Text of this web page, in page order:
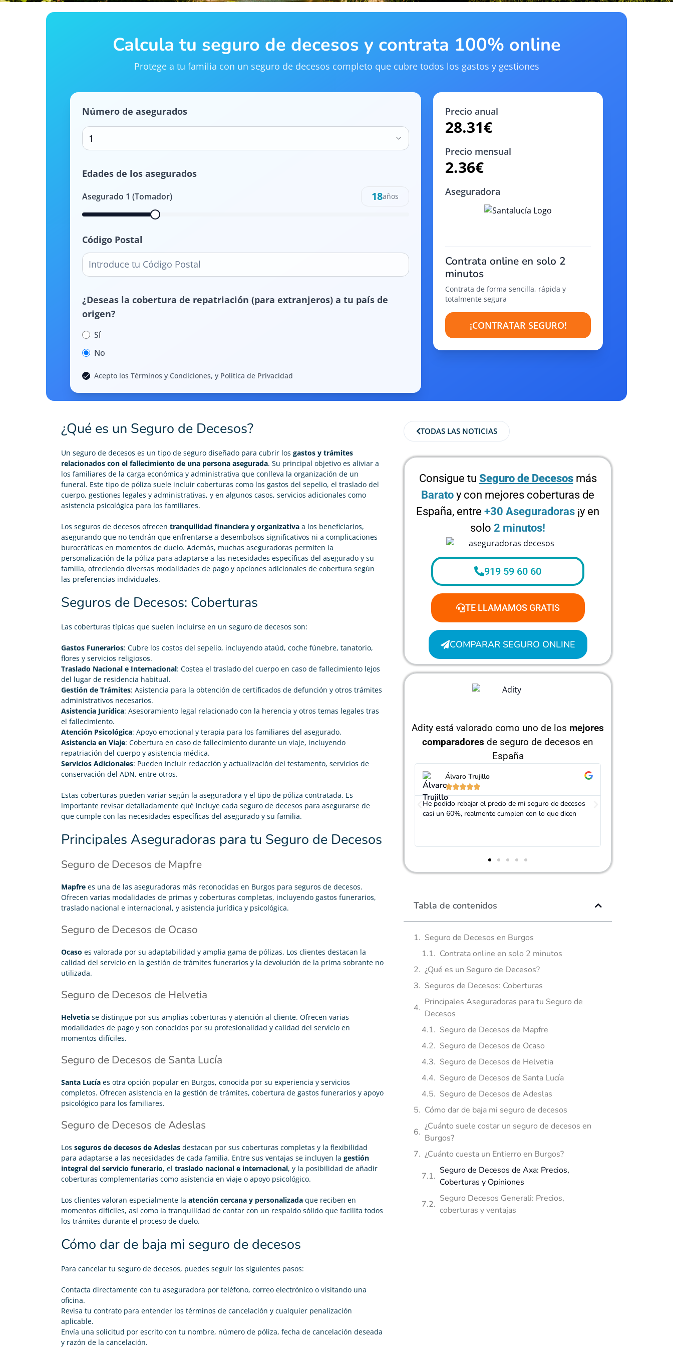
Calcula tu seguro de decesos y contrata 100% online
Protege a tu familia con un seguro de decesos completo que cubre todos los gastos y gestiones
Número de asegurados
1
Edades de los asegurados
Asegurado 1 (Tomador) 18años
Código Postal
¿Deseas la cobertura de repatriación (para extranjeros) a tu país de
origen?
Sí
No
Acepto los Términos y Condiciones, y Política de Privacidad
Precio anual
28.31€
Precio mensual
2.36€
Aseguradora
Contrata online en solo 2
minutos
Contrata de forma sencilla, rápida y
totalmente segura
¡CONTRATAR SEGURO!
¿Qué es un Seguro de Decesos?
Un seguro de decesos es un tipo de seguro diseñado para cubrir los gastos y trámites
relacionados con el fallecimiento de una persona asegurada. Su principal objetivo es aliviar a
los familiares de la carga económica y administrativa que conlleva la organización de un
funeral. Este tipo de póliza suele incluir coberturas como los gastos del sepelio, el traslado del
cuerpo, gestiones legales y administrativas, y en algunos casos, servicios adicionales como
asistencia psicológica para los familiares.
Los seguros de decesos ofrecen tranquilidad financiera y organizativa a los beneficiarios,
asegurando que no tendrán que enfrentarse a desembolsos significativos ni a complicaciones
burocráticas en momentos de duelo. Además, muchas aseguradoras permiten la
personalización de la póliza para adaptarse a las necesidades específicas del asegurado y su
familia, ofreciendo diversas modalidades de pago y opciones adicionales de cobertura según
las preferencias individuales.
Seguros de Decesos: Coberturas
Las coberturas típicas que suelen incluirse en un seguro de decesos son:
Gastos Funerarios: Cubre los costos del sepelio, incluyendo ataúd, coche fúnebre, tanatorio,
flores y servicios religiosos.
Traslado Nacional e Internacional: Costea el traslado del cuerpo en caso de fallecimiento lejos
del lugar de residencia habitual.
Gestión de Trámites: Asistencia para la obtención de certificados de defunción y otros trámites
administrativos necesarios.
Asistencia Jurídica: Asesoramiento legal relacionado con la herencia y otros temas legales tras
el fallecimiento.
Atención Psicológica: Apoyo emocional y terapia para los familiares del asegurado.
Asistencia en Viaje: Cobertura en caso de fallecimiento durante un viaje, incluyendo
repatriación del cuerpo y asistencia médica.
Servicios Adicionales: Pueden incluir redacción y actualización del testamento, servicios de
conservación del ADN, entre otros.
Estas coberturas pueden variar según la aseguradora y el tipo de póliza contratada. Es
importante revisar detalladamente qué incluye cada seguro de decesos para asegurarse de
que cumple con las necesidades específicas del asegurado y su familia.
Principales Aseguradoras para tu Seguro de Decesos
Seguro de Decesos de Mapfre
Mapfre es una de las aseguradoras más reconocidas en Burgos para seguros de decesos.
Ofrecen varias modalidades de primas y coberturas completas, incluyendo gastos funerarios,
traslado nacional e internacional, y asistencia jurídica y psicológica.
Seguro de Decesos de Ocaso
Ocaso es valorada por su adaptabilidad y amplia gama de pólizas. Los clientes destacan la
calidad del servicio en la gestión de trámites funerarios y la devolución de la prima sobrante no
utilizada.
Seguro de Decesos de Helvetia
Helvetia se distingue por sus amplias coberturas y atención al cliente. Ofrecen varias
modalidades de pago y son conocidos por su profesionalidad y calidad del servicio en
momentos difíciles.
Seguro de Decesos de Santa Lucía
Santa Lucía es otra opción popular en Burgos, conocida por su experiencia y servicios
completos. Ofrecen asistencia en la gestión de trámites, cobertura de gastos funerarios y apoyo
psicológico para los familiares.
Seguro de Decesos de Adeslas
Los seguros de decesos de Adeslas destacan por sus coberturas completas y la flexibilidad
para adaptarse a las necesidades de cada familia. Entre sus ventajas se incluyen la gestión
integral del servicio funerario, el traslado nacional e internacional, y la posibilidad de añadir
coberturas complementarias como asistencia en viaje o apoyo psicológico.
Los clientes valoran especialmente la atención cercana y personalizada que reciben en
momentos difíciles, así como la tranquilidad de contar con un respaldo sólido que facilita todos
los trámites durante el proceso de duelo.
Cómo dar de baja mi seguro de decesos
Para cancelar tu seguro de decesos, puedes seguir los siguientes pasos:
Contacta directamente con tu aseguradora por teléfono, correo electrónico o visitando una
oficina.
Revisa tu contrato para entender los términos de cancelación y cualquier penalización
aplicable.
Envía una solicitud por escrito con tu nombre, número de póliza, fecha de cancelación deseada
y razón de la cancelación.
TODAS LAS NOTICIAS
Consigue tu Seguro de Decesosmás
Barato y con mejores coberturas de
España, entre +30 Aseguradoras ¡y en
solo 2 minutos!
919 59 60 60
TE LLAMAMOS GRATIS
COMPARAR SEGURO ONLINE
Adity está valorado como uno de los mejores
comparadores de seguro de decesos en
España
Carolina Garcés
Me he pasado de mi antigua compañía y ahora pago
50€ menos en mi seguro de decesos y con coberturas
que se disfrutan en vida. Recomendable 100%
He podido rebajar el precio de mi seguro de decesos
casi un 60%, realmente cumplen con lo que dicen
Jorge Pérez

Gracias Adity por ayudarme a conseguir un seguro
mucho más barato que el anterior
Tabla de contenidos
Seguro de Decesos en Burgos
Contrata online en solo 2 minutos
¿Qué es un Seguro de Decesos?
Seguros de Decesos: Coberturas
Principales Aseguradoras para tu Seguro de
Decesos
Seguro de Decesos de Mapfre
Seguro de Decesos de Ocaso
Seguro de Decesos de Helvetia
Seguro de Decesos de Santa Lucía
Seguro de Decesos de Adeslas
Cómo dar de baja mi seguro de decesos
¿Cuánto suele costar un seguro de decesos en
Burgos?
¿Cuánto cuesta un Entierro en Burgos?
Seguro de Decesos de Axa: Precios,
Coberturas y Opiniones
Seguro Decesos Generali: Precios,
coberturas y ventajas